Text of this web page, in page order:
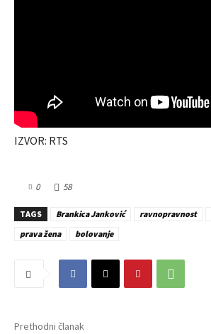
IZVOR: RTS
0 58
TAGS Brankica Janković ravnopravnost
prava žena
bolovanje
Prethodni članak